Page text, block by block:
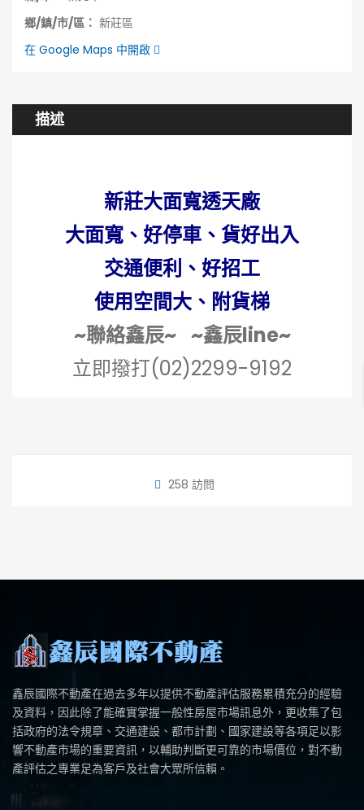
描述
新莊大面寬透天廠
大面寬、好停車、貨好出入
交通便利、好招工
使用空間大、 附貨梯
~聯絡鑫辰~ ~鑫辰line~
立即撥打(02)2299-9192
鄉/鎮/市/區： 新莊區
在 Google Maps 中開啟
258 訪問
鑫辰國際不動產在過去多年以提供不動產評估服務累積充分的經驗
及資料，因此除了能確實掌握一般性房屋市場訊息外，更收集了包
括政府的法令規章、交通建設、都市計劃、國家建設等各項足以影
響不動產市場的重要資訊，以輔助判斷更可靠的市場價位，對不動
產評估之專業足為客戶及社會大眾所信賴。